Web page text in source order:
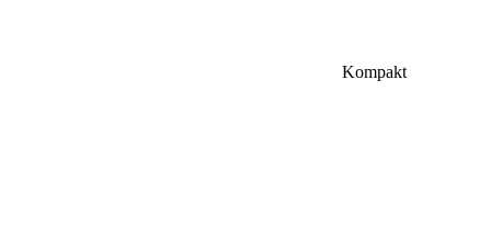
Kompakt